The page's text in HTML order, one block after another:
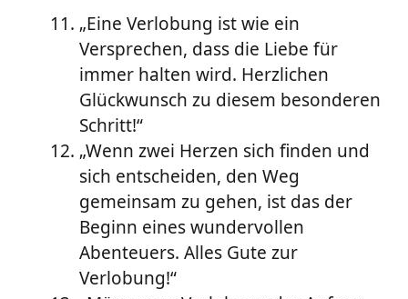
„Eine Verlobung ist wie ein
Versprechen, dass die Liebe für
immer halten wird. Herzlichen
Glückwunsch zu diesem besonderen
Schritt!“
„Wenn zwei Herzen sich finden und
sich entscheiden, den Weg
gemeinsam zu gehen, ist das der
Beginn eines wundervollen
Abenteuers. Alles Gute zur
Verlobung!“